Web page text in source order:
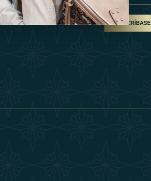
SUSCRÍBASE